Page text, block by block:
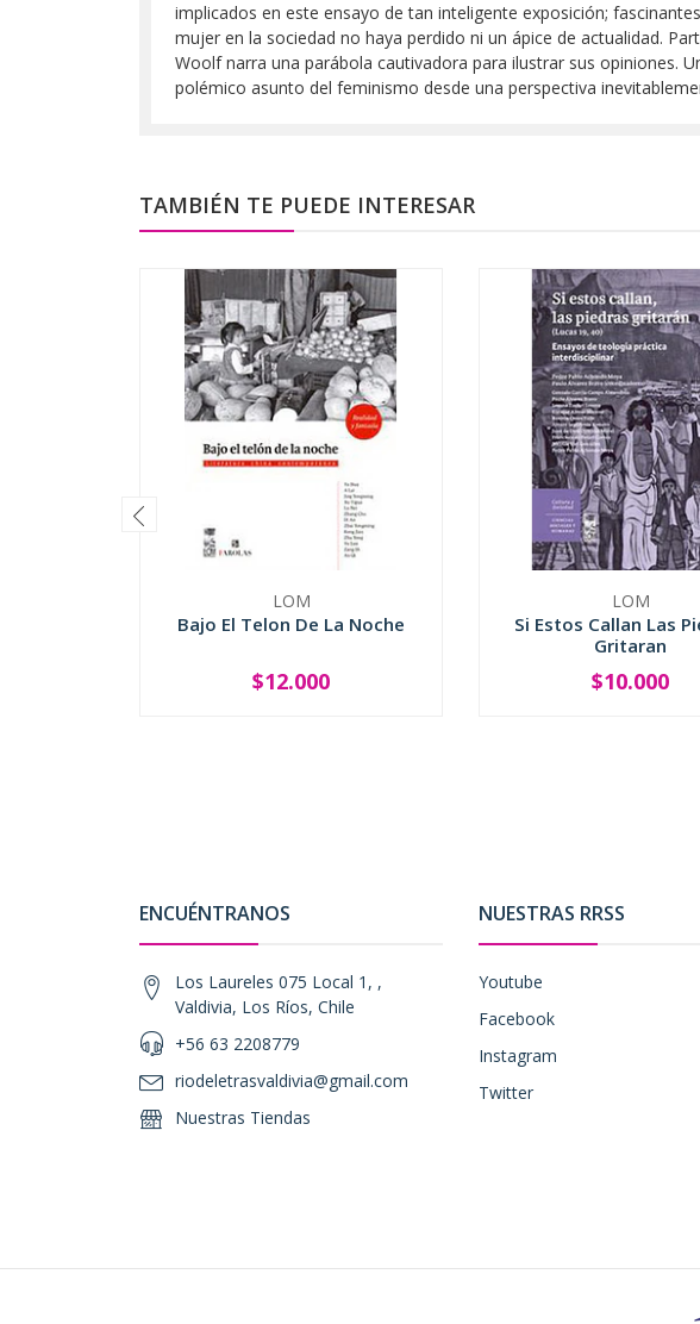
implicados en este ensayo de tan inteligente exposición;
mujer en la sociedad no haya perdido ni un ápice de actualidad.
Woolf narra una parábola cautivadora para ilustrar sus opiniones.
polémico asunto del feminismo desde una perspectiva
TAMBIÉN TE PUEDE INTERESAR
LOM
Bajo El Telon De La Noche
+
$12.000
LOM
Si Estos Callan Las
Gritaran
+
$10.000
ENCUÉNTRANOS
Los Laureles 075 Local 1, ,
Valdivia, Los Ríos, Chile
+56 63 2208779
riodeletrasvaldivia@gmail.com
Nuestras Tiendas
NUESTRAS RRSS
Youtube
Facebook
Instagram
Twitter